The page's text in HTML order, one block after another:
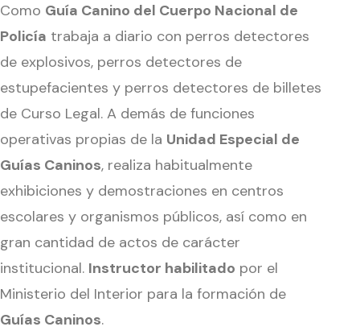
Como Guía Canino del Cuerpo Nacional de
Policía trabaja a diario con perros detectores
de explosivos, perros detectores de
estupefacientes y perros detectores de billetes
de Curso Legal. A demás de funciones
operativas propias de la Unidad Especial de
Guías Caninos, realiza habitualmente
exhibiciones y demostraciones en centros
escolares y organismos públicos, así como en
gran cantidad de actos de carácter
institucional. Instructor habilitado por el
Ministerio del Interior para la formación de
Guías Caninos.